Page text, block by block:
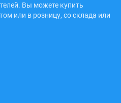
Вы можете купить
или в розницу, со склада или